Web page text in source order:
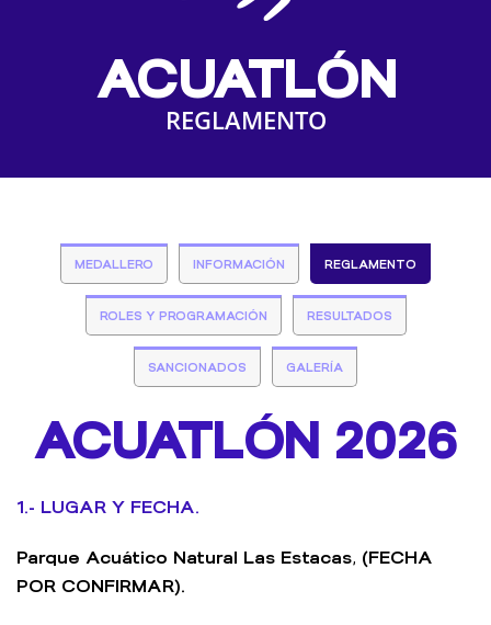
ACUATLÓN
REGLAMENTO
MEDALLERO INFORMACIÓN REGLAMENTO
ROLES Y PROGRAMACIÓN RESULTADOS
SANCIONADOS GALERÍA
ACUATLÓN 2026
1.- LUGAR Y FECHA.
Parque Acuático Natural Las Estacas, (FECHA
POR CONFIRMAR).